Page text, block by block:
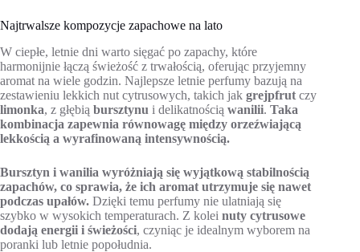
Najtrwalsze kompozycje zapachowe na lato
W ciepłe, letnie dni warto sięgać po zapachy, które
harmonijnie łączą świeżość z trwałością, oferując przyjemny
aromat na wiele godzin. Najlepsze letnie perfumy bazują na
zestawieniu lekkich nut cytrusowych, takich jak grejpfrut czy
limonka, z głębią bursztynu i delikatnością wanilii. Taka
kombinacja zapewnia równowagę między orzeźwiającą
lekkością a wyrafinowaną intensywnością.
Bursztyn i wanilia wyróżniają się wyjątkową stabilnością
zapachów, co sprawia, że ich aromat utrzymuje się nawet
podczas upałów. Dzięki temu perfumy nie ulatniają się
szybko w wysokich temperaturach. Z kolei nuty cytrusowe
dodają energii i świeżości, czyniąc je idealnym wyborem na
poranki lub letnie popołudnia.